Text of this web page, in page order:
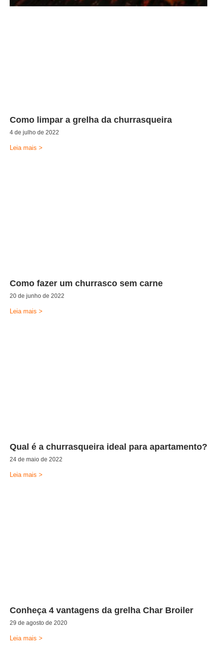
Como limpar a grelha da churrasqueira
4 de julho de 2022
Leia mais >
Como fazer um churrasco sem carne
20 de junho de 2022
Leia mais >
Qual é a churrasqueira ideal para apartamento?
24 de maio de 2022
Leia mais >
Conheça 4 vantagens da grelha Char Broiler
29 de agosto de 2020
Leia mais >